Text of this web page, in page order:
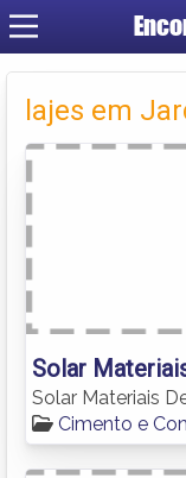
lajes em
Solar
Solar Materiais
Cimento e